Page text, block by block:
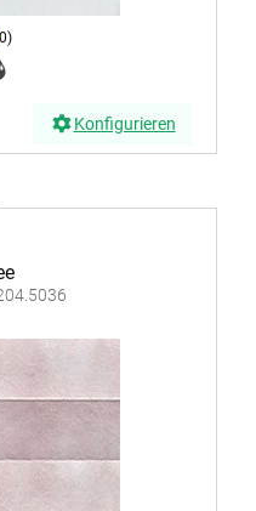
Konfigurieren